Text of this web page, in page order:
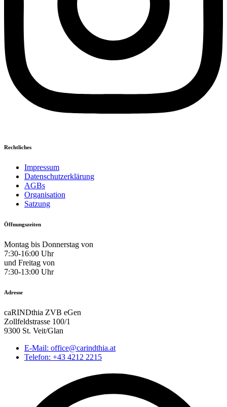
Rechtliches
Impressum
Datenschutzerklärung
AGBs
Organisation
Satzung
Öffnungszeiten
Montag bis Donnerstag von
7:30-16:00 Uhr
und Freitag von
7:30-13:00 Uhr
Adresse
caRINDthia ZVB eGen
Zollfeldstrasse 100/1
9300 St. Veit/Glan
E-Mail: office@carindthia.at
Telefon: +43 4212 2215